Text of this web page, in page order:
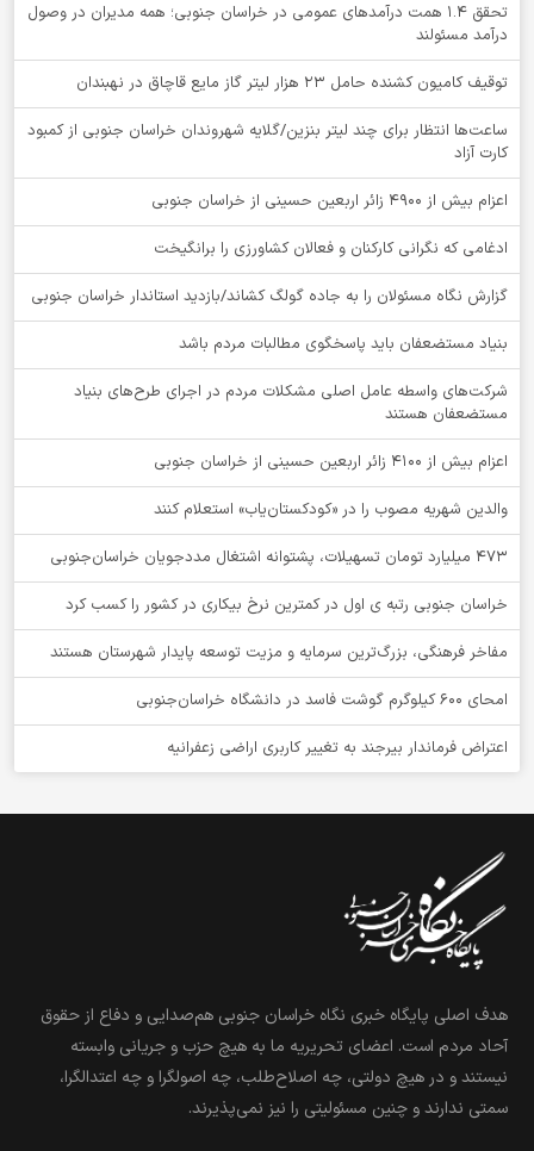
تحقق ۱.۴ همت درآمدهای عمومی در خراسان جنوبی؛ همه مدیران در وصول
درآمد مسئولند
توقيف کامیون کشنده حامل 23 هزار لیتر گاز مایع قاچاق در نهبندان
ساعت‌ها انتظار برای چند لیتر بنزین/گلایه شهروندان خراسان جنوبی از کمبود
کارت آزاد
اعزام بیش از 4900 زائر اربعین حسینی از خراسان جنوبی
ادغامی که نگرانی کارکنان و فعالان کشاورزی را برانگیخت
گزارش نگاه مسئولان را به جاده گولگ کشاند/بازدید استاندار خراسان جنوبی
بنیاد مستضعفان باید پاسخگوی مطالبات مردم باشد
شرکت‌های واسطه عامل اصلی مشکلات مردم در اجرای طرح‌های بنیاد
مستضعفان هستند
اعزام بیش از 4100 زائر اربعین حسینی از خراسان جنوبی
والدین شهریه مصوب را در «کودکستان‌یاب» استعلام کنند
۴۷۳ میلیارد تومان تسهیلات، پشتوانه اشتغال مددجویان خراسان‌جنوبی
خراسان جنوبی رتبه ی اول در کمترین نرخ بیکاری در کشور را کسب کرد
مفاخر فرهنگی، بزرگ‌ترین سرمایه و مزیت توسعه پایدار شهرستان هستند
امحای ۶۰۰ کیلوگرم گوشت فاسد در دانشگاه خراسان‌جنوبی
اعتراض فرماندار بیرجند به تغییر کاربری اراضی زعفرانیه
هدف اصلی پایگاه خبری نگاه خراسان جنوبی هم‌صدایی و دفاع از حقوق
آحاد مردم است. اعضای تحریریه ما به هیچ حزب و جریانی وابسته
نیستند و در هیچ دولتی، چه اصلاح‌طلب، چه اصولگرا و چه اعتدالگرا،
سمتی ندارند و چنین مسئولیتی را نیز نمی‌پذیرند.